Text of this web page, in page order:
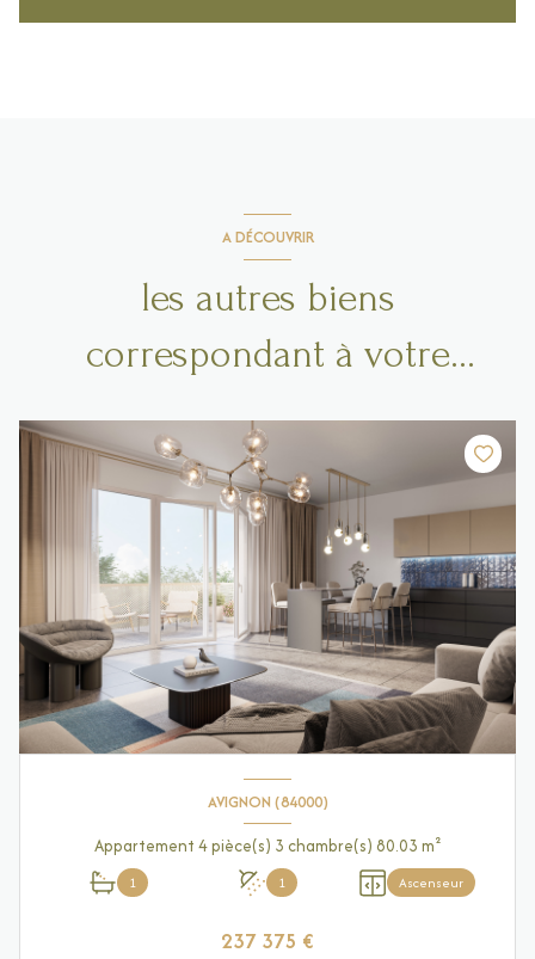
A DÉCOUVRIR
les autres biens
correspondant à votre
recherche
AVIGNON (84000)
Appartement 4 pièce(s) 3 chambre(s) 80.03 m²
1 1 Ascenseur
237 375 €